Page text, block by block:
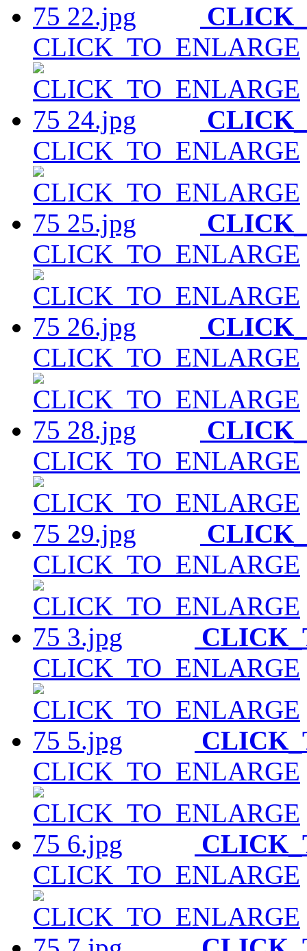
CLICK_TO_ENLARGE
CLICK_TO_ENLARGE
CLICK_TO_ENLARGE
CLICK_TO_ENLARGE
CLICK_TO_ENLARGE
CLICK_TO_ENLARGE
CLICK_TO_ENLARGE
CLICK_TO_ENLARGE
CLICK_TO_ENLARGE